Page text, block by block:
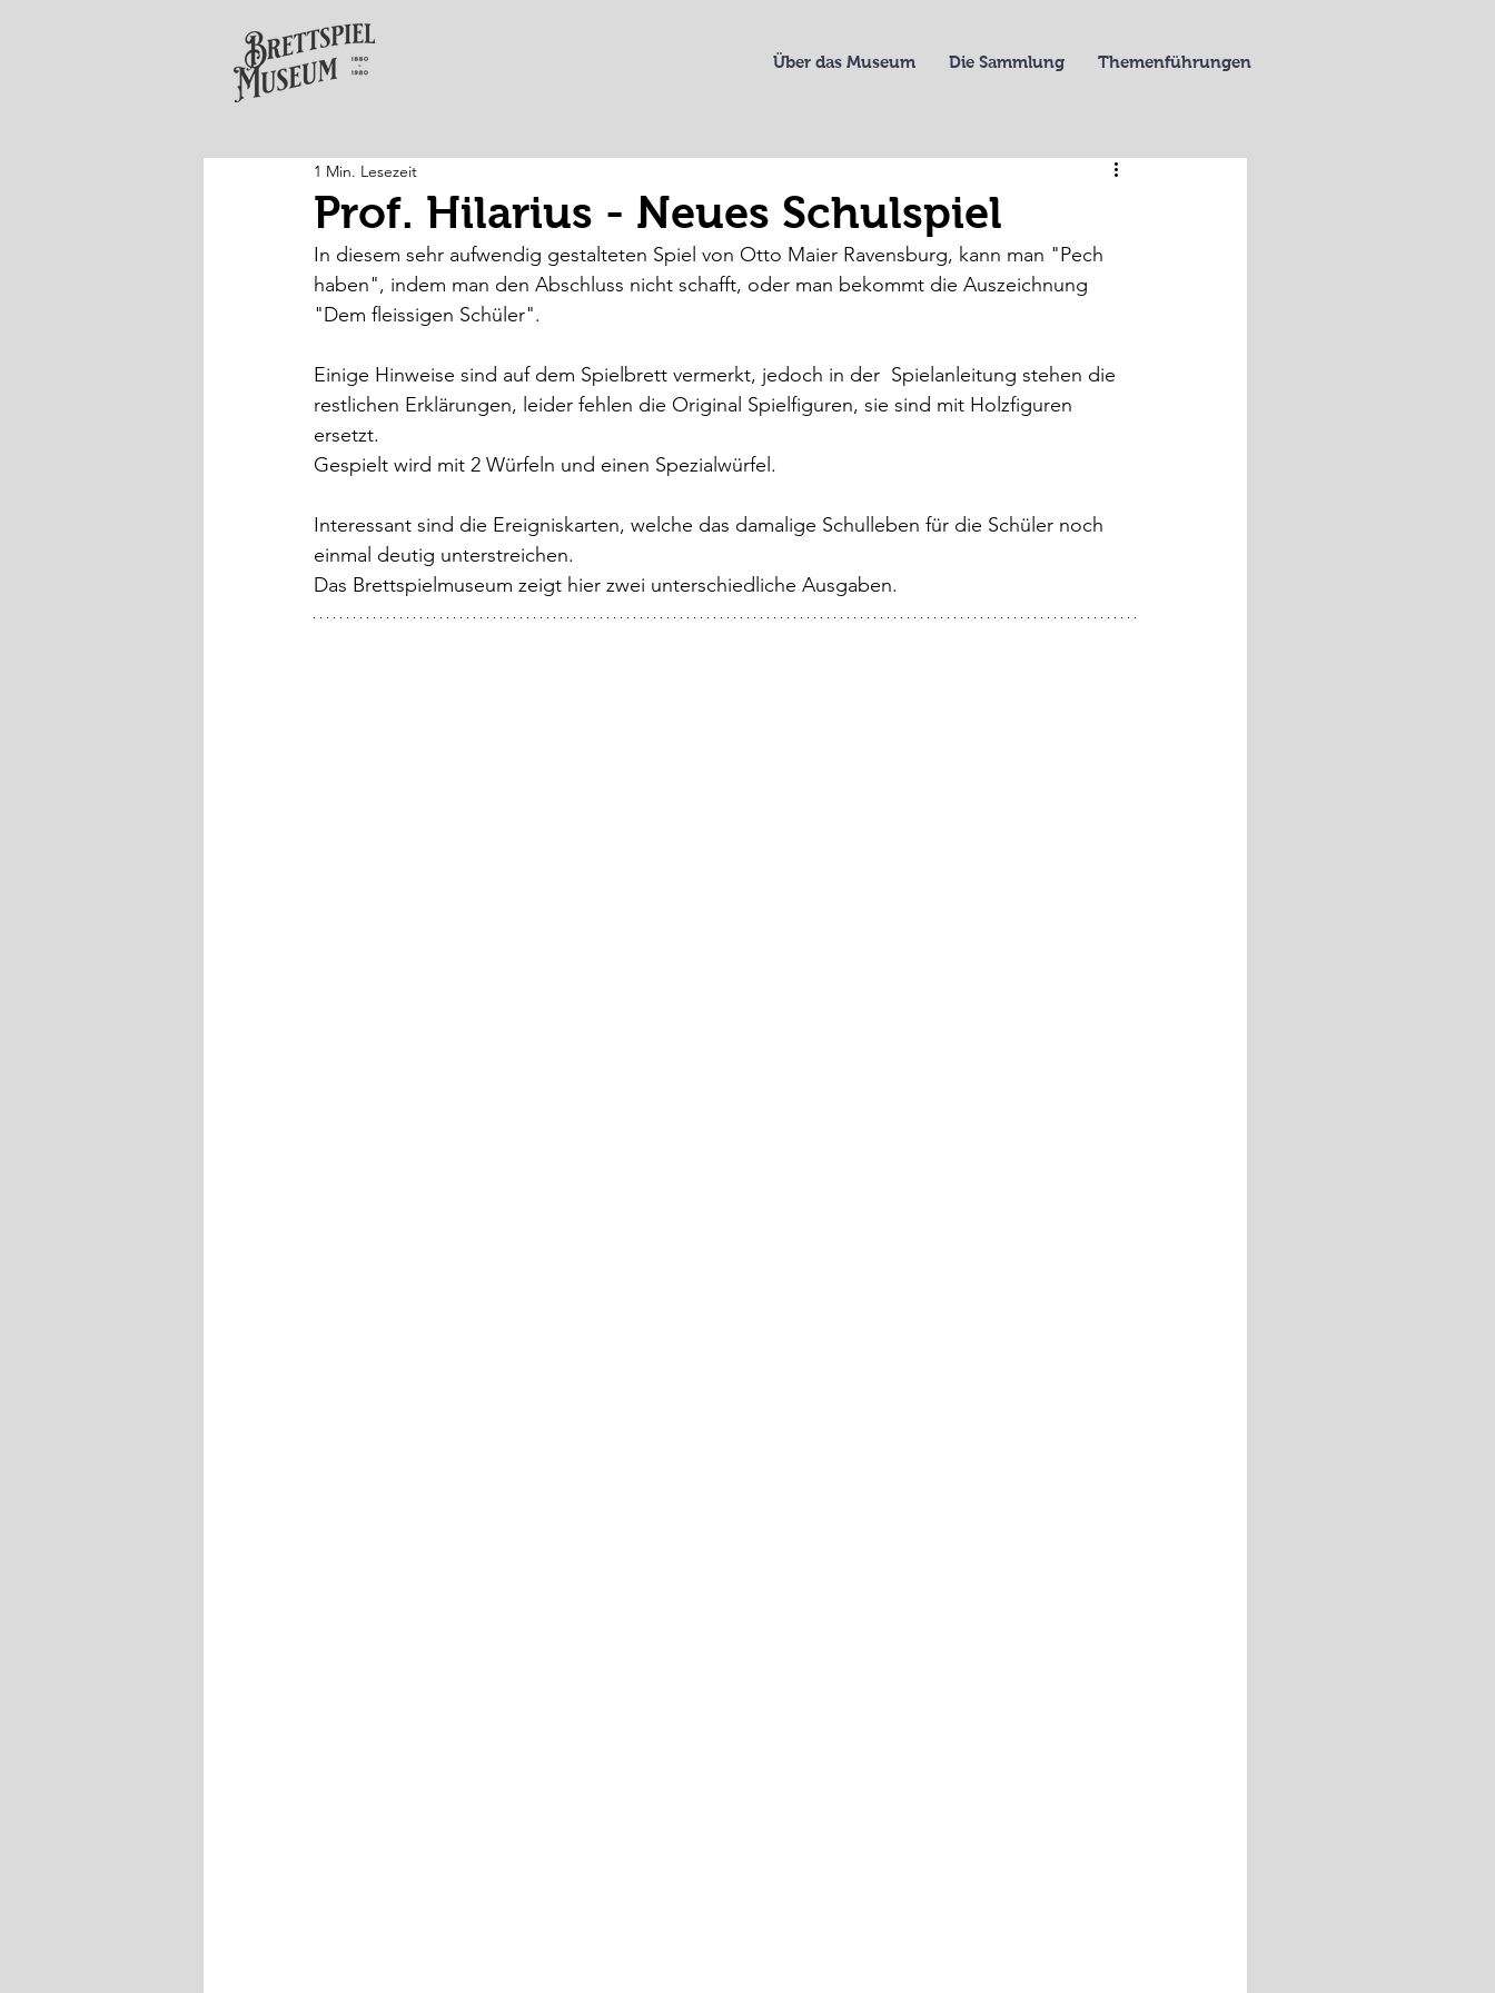
Über das Museum Die Sammlung Themenführungen
Prof. Hilarius - Neues Schulspiel
1 Min. Lesezeit
In diesem sehr aufwendig gestalteten Spiel von Otto Maier Ravensburg, kann man "Pech
haben", indem man den Abschluss nicht schafft, oder man bekommt die Auszeichnung
"Dem fleissigen Schüler".
Einige Hinweise sind auf dem Spielbrett vermerkt, jedoch in der  Spielanleitung stehen die
restlichen Erklärungen, leider fehlen die Original Spielfiguren, sie sind mit Holzfiguren
ersetzt.
Gespielt wird mit 2 Würfeln und einen Spezialwürfel.
Interessant sind die Ereigniskarten, welche das damalige Schulleben für die Schüler noch
einmal deutig unterstreichen.
Das Brettspielmuseum zeigt hier zwei unterschiedliche Ausgaben.